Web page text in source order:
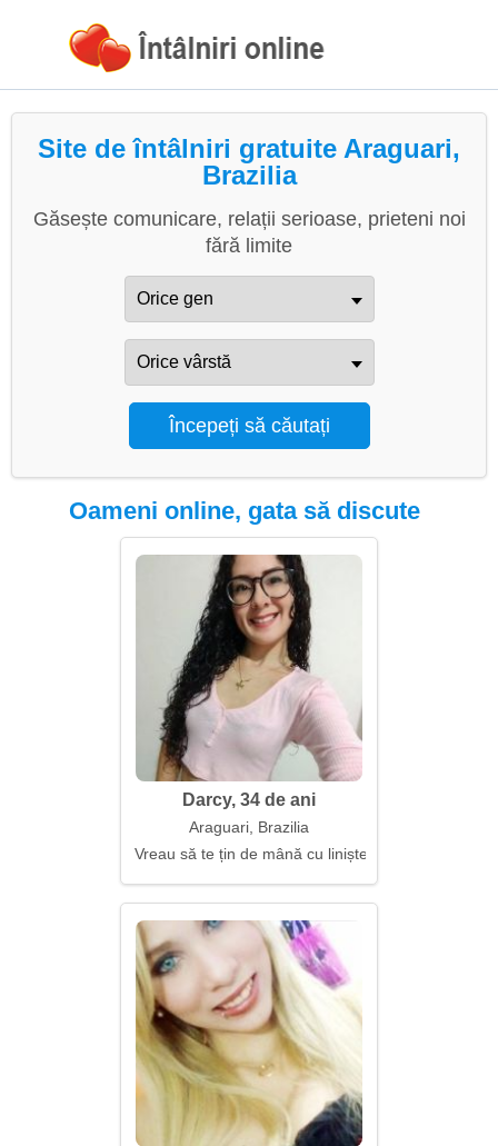
Site de întâlniri gratuite Araguari,
Brazilia
Găsește comunicare, relații serioase, prieteni noi
fără limite
Oameni online, gata să discute
Darcy, 34 de ani
Araguari, Brazilia
Vreau să te țin de mână cu liniște